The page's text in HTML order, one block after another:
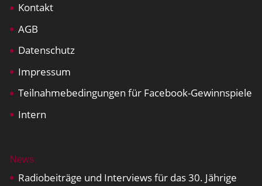
Kontakt
AGB
Datenschutz
Impressum
Teilnahmebedingungen für Facebook-Gewinnspiele
Intern
News
Radiobeiträge und Interviews für das 30. Jährige